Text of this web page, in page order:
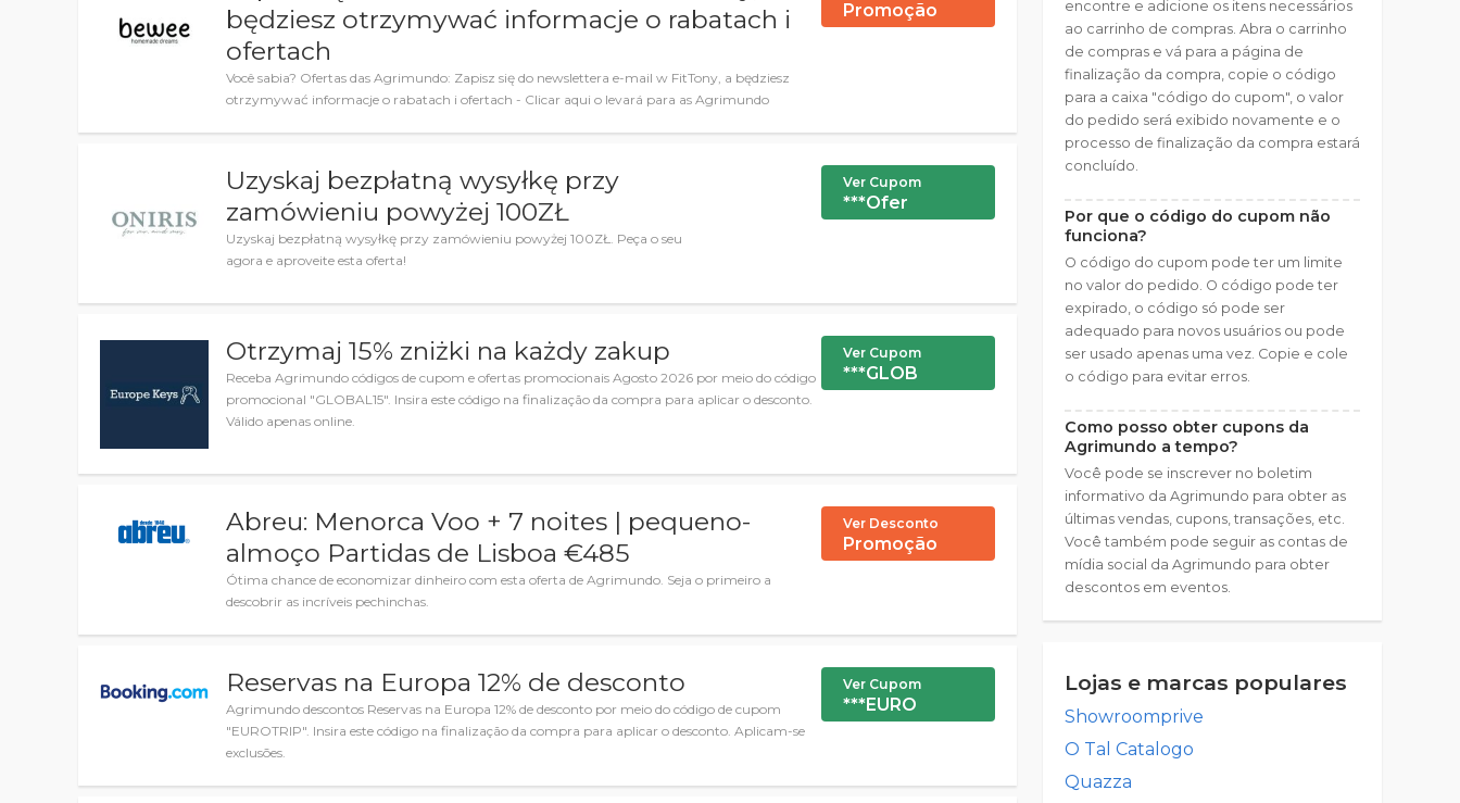
będziesz otrzymywać informacje o rabatach i
ofertach
Você sabia? Ofertas das Agrimundo: Zapisz się do newslettera e-mail w FitTony, a będziesz
otrzymywać informacje o rabatach i ofertach - Clicar aqui o levará para as Agrimundo
Promoção
Uzyskaj bezpłatną wysyłkę przy
zamówieniu powyżej 100ZŁ
Uzyskaj bezpłatną wysyłkę przy zamówieniu powyżej 100ZŁ. Peça o seu
agora e aproveite esta oferta!
Ver Cupom
***Ofer
Otrzymaj 15% zniżki na każdy zakup
Receba Agrimundo códigos de cupom e ofertas promocionais Agosto 2026 por meio do código
promocional "GLOBAL15". Insira este código na finalização da compra para aplicar o desconto.
Válido apenas online.
Ver Cupom
***GLOB
Abreu: Menorca Voo + 7 noites | pequeno-
almoço Partidas de Lisboa €485
Ótima chance de economizar dinheiro com esta oferta de Agrimundo. Seja o primeiro a
descobrir as incríveis pechinchas.
Ver Desconto
Promoção
Reservas na Europa 12% de desconto
Agrimundo descontos Reservas na Europa 12% de desconto por meio do código de cupom
"EUROTRIP". Insira este código na finalização da compra para aplicar o desconto. Aplicam-se
exclusões.
Ver Cupom
***EURO
encontre e adicione os itens necessários
ao carrinho de compras. Abra o carrinho
de compras e vá para a página de
finalização da compra, copie o código
para a caixa "código do cupom", o valor
do pedido será exibido novamente e o
processo de finalização da compra estará
concluído.
Por que o código do cupom não
funciona?
O código do cupom pode ter um limite
no valor do pedido. O código pode ter
expirado, o código só pode ser
adequado para novos usuários ou pode
ser usado apenas uma vez. Copie e cole
o código para evitar erros.
Como posso obter cupons da
Agrimundo a tempo?
Você pode se inscrever no boletim
informativo da Agrimundo para obter as
últimas vendas, cupons, transações, etc.
Você também pode seguir as contas de
mídia social da Agrimundo para obter
descontos em eventos.
Lojas e marcas populares
Showroomprive
O Tal Catalogo
Quazza